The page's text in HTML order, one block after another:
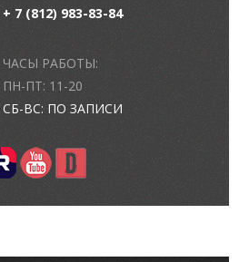
+ 7 (812) 983-83-84
ЧАСЫ РАБОТЫ:
ПН-ПТ: 11-20
СБ-ВС: ПО ЗАПИСИ